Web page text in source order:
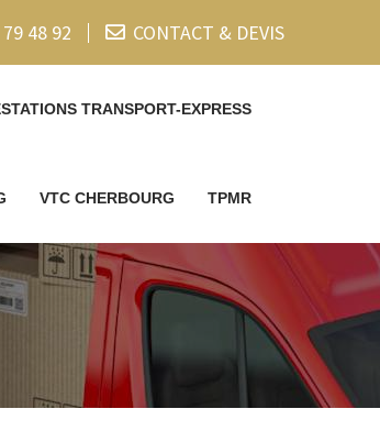
48 92 CONTACT & DEVIS
TRANSPORT-EXPRESS
VTC CHERBOURG TPMR